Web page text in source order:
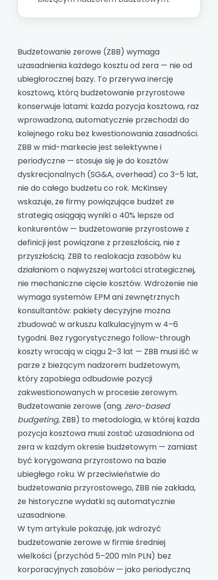
Budżetowanie zerowe (ZBB) wymaga
uzasadnienia każdego kosztu od zera — nie od
ubiegłorocznej bazy. To przerywa inercję
kosztową, którą budżetowanie przyrostowe
konserwuje latami: każda pozycja kosztowa, raz
wprowadzona, automatycznie przechodzi do
kolejnego roku bez kwestionowania zasadności.
ZBB w mid-markecie jest selektywne i
periodyczne — stosuje się je do kosztów
dyskrecjonalnych (SG&A, overhead) co 3–5 lat,
nie do całego budżetu co rok. McKinsey
wskazuje, że firmy powiązujące budżet ze
strategią osiągają wyniki o 40% lepsze od
konkurentów — budżetowanie przyrostowe z
definicji jest powiązane z przeszłością, nie z
przyszłością. ZBB to realokacja zasobów ku
działaniom o najwyższej wartości strategicznej,
nie mechaniczne cięcie kosztów. Wdrożenie nie
wymaga systemów EPM ani zewnętrznych
konsultantów: pakiety decyzyjne można
zbudować w arkuszu kalkulacyjnym w 4–6
tygodni. Bez rygorystycznego follow-through
koszty wracają w ciągu 2–3 lat — ZBB musi iść w
parze z bieżącym nadzorem budżetowym,
który zapobiega odbudowie pozycji
zakwestionowanych w procesie zerowym.
Budżetowanie zerowe (ang. zero-based
budgeting, ZBB) to metodologia, w której każda
pozycja kosztowa musi zostać uzasadniona od
zera w każdym okresie budżetowym — zamiast
być korygowana przyrostowo na bazie
ubiegłego roku. W przeciwieństwie do
budżetowania przyrostowego, ZBB nie zakłada,
że historyczne wydatki są automatycznie
uzasadnione.
W tym artykule pokazuję, jak wdrożyć
budżetowanie zerowe w firmie średniej
wielkości (przychód 5–200 mln PLN) bez
korporacyjnych zasobów — jako periodyczną